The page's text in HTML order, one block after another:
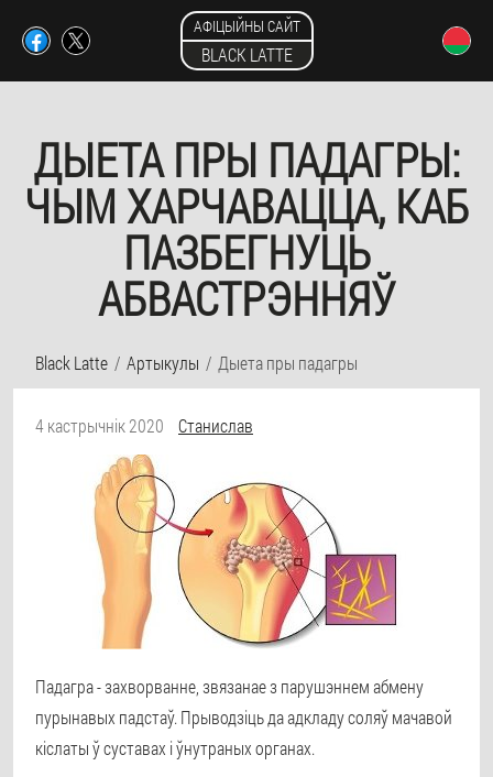
АФІЦЫЙНЫ САЙТ
BLACK LATTE
ДЫЕТА ПРЫ ПАДАГРЫ:
ЧЫМ ХАРЧАВАЦЦА, КАБ
ПАЗБЕГНУЦЬ
АБВАСТРЭННЯЎ
Black Latte Артыкулы Дыета пры падагры
4 кастрычнік 2020 Станислав
Падагра - захворванне, звязанае з парушэннем абмену
пурынавых падстаў. Прыводзіць да адкладу соляў мачавой
кіслаты ў суставах і ўнутраных органах.